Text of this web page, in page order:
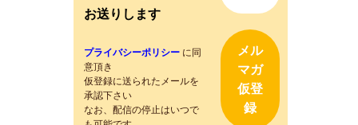
お送りします
プライバシーポリシー に同
意頂き
仮登録に送られたメールを
承認下さい
なお、配信の停止はいつで